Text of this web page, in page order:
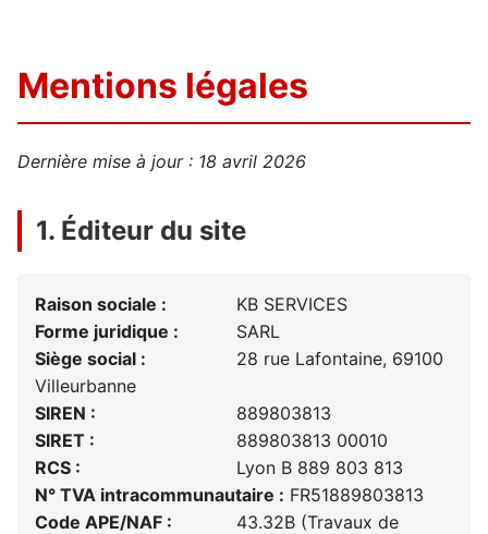
Mentions légales
Dernière mise à jour : 18 avril 2026
1. Éditeur du site
Raison sociale :
KB SERVICES
Forme juridique :
SARL
Siège social :
28 rue Lafontaine, 69100
Villeurbanne
SIREN :
889803813
SIRET :
889803813 00010
RCS :
Lyon B 889 803 813
N° TVA intracommunautaire : FR51889803813
Code APE/NAF :
43.32B (Travaux de